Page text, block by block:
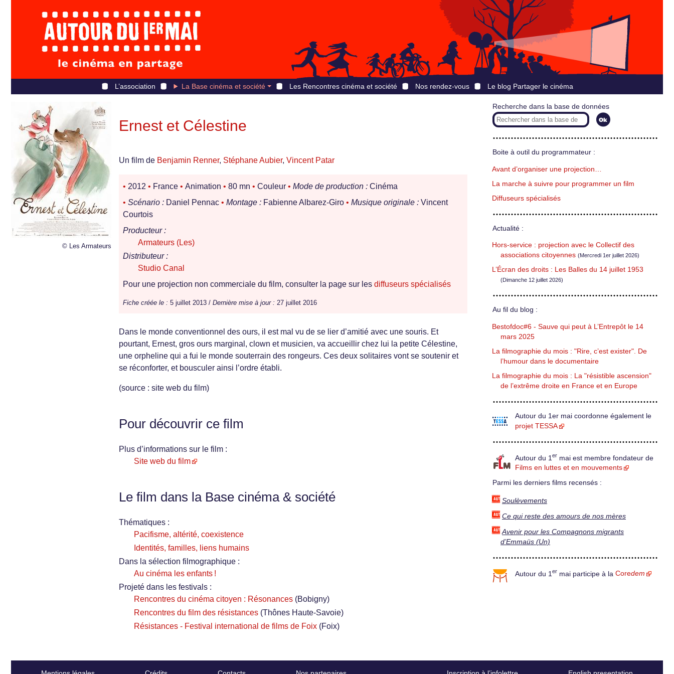
L’association La Base cinéma et société Les Rencontres cinéma et société Nos rendez-vous Le blog Partager le cinéma
© Les Armateurs
Ernest et Célestine
Un film de Benjamin Renner, Stéphane Aubier, Vincent Patar
• 2012 • France • Animation • 80 mn • Couleur • Mode de production : Cinéma
• Scénario : Daniel Pennac • Montage : Fabienne Albarez-Giro • Musique originale : Vincent
Courtois
Producteur :
Armateurs (Les)
Distributeur :
Studio Canal
Pour une projection non commerciale du film, consulter la page sur les diffuseurs spécialisés
Fiche créée le : 5 juillet 2013 / Dernière mise à jour : 27 juillet 2016
Dans le monde conventionnel des ours, il est mal vu de se lier d’amitié avec une souris. Et
pourtant, Ernest, gros ours marginal, clown et musicien, va accueillir chez lui la petite Célestine,
une orpheline qui a fui le monde souterrain des rongeurs. Ces deux solitaires vont se soutenir et
se réconforter, et bousculer ainsi l’ordre établi.
(source : site web du film)
Pour découvrir ce film
Plus d’informations sur le film :
Site web du film
Le film dans la Base cinéma & société
Thématiques :
Pacifisme, altérité, coexistence
Identités, familles, liens humains
Dans la sélection filmographique :
Au cinéma les enfants !
Projeté dans les festivals :
Rencontres du cinéma citoyen : Résonances (Bobigny)
Rencontres du film des résistances (Thônes Haute-Savoie)
Résistances - Festival international de films de Foix (Foix)
Recherche dans la base de données
Boite à outil du programmateur :
Avant d’organiser une projection…
La marche à suivre pour programmer un film
Diffuseurs spécialisés
Actualité :
Hors-service : projection avec le Collectif des
associations citoyennes (Mercredi 1er juillet 2026)
L’Écran des droits : Les Balles du 14 juillet 1953
(Dimanche 12 juillet 2026)
Au fil du blog :
Bestofdoc#6 - Sauve qui peut à L’Entrepôt le 14
mars 2025
La filmographie du mois : "Rire, c’est exister". De
l’humour dans le documentaire
La filmographie du mois : La "résistible ascension"
de l’extrême droite en France et en Europe
Autour du 1er mai coordonne également le
projet TESSA
Autour du 1 er mai est membre fondateur de
Films en luttes et en mouvements
Parmi les derniers films recensés :
Soulèvements
Ce qui reste des amours de nos mères
Avenir pour les Compagnons migrants
d’Emmaüs (Un)
Autour du 1 er mai participe à la Coredem